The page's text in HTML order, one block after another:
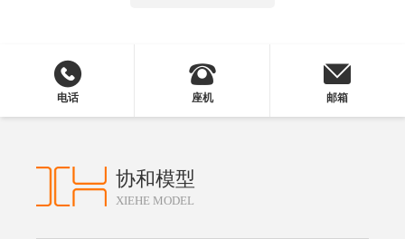
电话 座机 邮箱
协和模型
XIEHE MODEL